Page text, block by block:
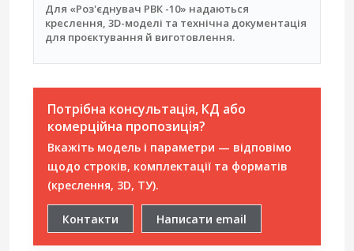
Для «Роз'єднувач РВК -10» надаються
креслення, 3D-моделі та технічна документація
для проєктування й виготовлення.
Потрібна консультація, КД або
комерційна пропозиція?
Вкажіть модель і параметри — відповімо
щодо строків, комплектації та форматів
(креслення, 3D, ТУ).
Контакти Написати email